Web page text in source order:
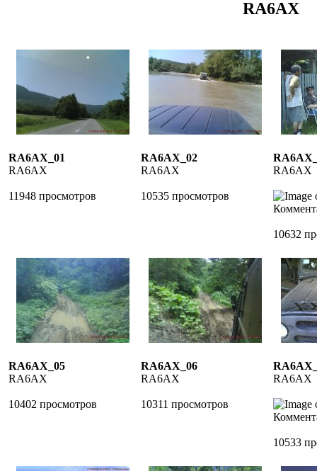
RA6AX
RA6AX_01
RA6AX
11948 просмотров
RA6AX_02
RA6AX
10535 просмотров
RA6AX
10632
RA6AX_05
RA6AX
10402 просмотров
RA6AX_06
RA6AX
10311 просмотров
RA6AX
10533